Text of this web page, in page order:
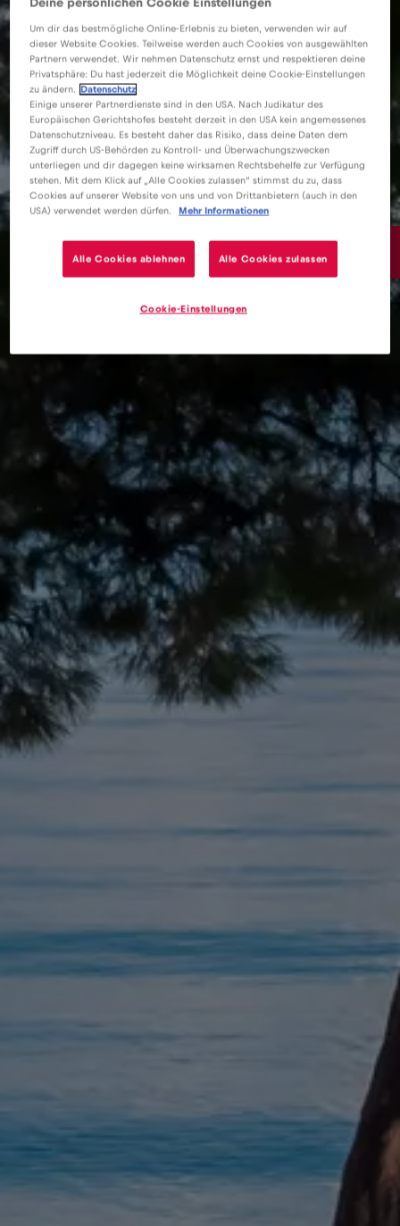
3€/GB
Deine persönlichen Cookie Einstellungen
Um dir das bestmögliche Online-Erlebnis zu bieten, verwenden wir auf
dieser Website Cookies. Teilweise werden auch Cookies von ausgewählten
Partnern verwendet. Wir nehmen Datenschutz ernst und respektieren deine
Privatsphäre: Du hast jederzeit die Möglichkeit deine Cookie-Einstellungen
zu ändern.
Datenschutz
Einige unserer Partnerdienste sind in den USA. Nach Judikatur des
Europäischen Gerichtshofes besteht derzeit in den USA kein angemessenes
Datenschutzniveau. Es besteht daher das Risiko, dass deine Daten dem
Zugriff durch US-Behörden zu Kontroll- und Überwachungszwecken
unterliegen und dir dagegen keine wirksamen Rechtsbehelfe zur Verfügung
stehen. Mit dem Klick auf „Alle Cookies zulassen“ stimmst du zu, dass
Cookies auf unserer Website von uns und von Drittanbietern (auch in den
USA) verwendet werden dürfen.
Mehr Informationen
Alle Cookies ablehnen Alle Cookies zulassen
Cookie-Einstellungen